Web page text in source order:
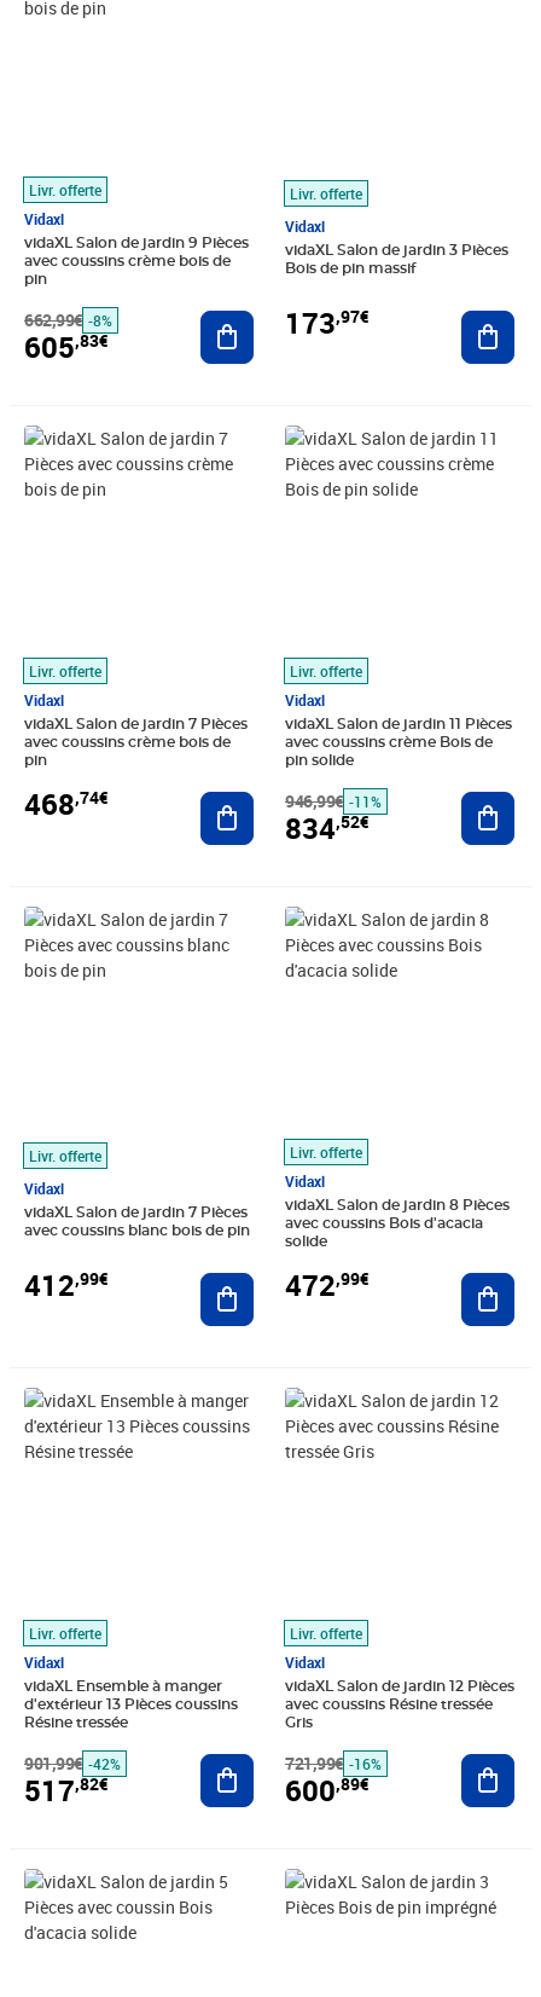
Livr. offerte
Vidaxl
vidaXL Salon de jardin 9 Pièces
avec coussins crème bois de
pin
662,99€ -8%
605,83€
Ajouter au panier
Livr. offerte
Vidaxl
vidaXL Salon de jardin 3 Pièces
Bois de pin massif
173,97€
Livr. offerte
Vidaxl
vidaXL Salon de jardin 7 Pièces
avec coussins crème bois de
pin
468,74€
Prix 468,74€
Ajouter au panier
Livr. offerte
Vidaxl
vidaXL Salon de jardin 11 Pièces
avec coussins crème Bois de
pin solide
946,99€
Prix barré 946,99€
-11%
834,52€
Prix 834,52€
Livr. offerte
Vidaxl
vidaXL Salon de jardin 7 Pièces
avec coussins blanc bois de pin
412,99€
Prix 412,99€
Ajouter au panier
Livr. offerte
Vidaxl
vidaXL Salon de jardin 8 Pièces
avec coussins Bois d'acacia
solide
472,99€
Prix 472,99€
Livr. offerte
Vidaxl
vidaXL Ensemble à manger
d'extérieur 13 Pièces coussins
Résine tressée
901,99€
Prix barré 901,99€
-42%
517,82€
Prix 517,82€
Ajouter au panier
Livr. offerte
Vidaxl
vidaXL Salon de jardin 12 Pièces
avec coussins Résine tressée
Gris
721,99€
Prix barré 721,99€
-16%
600,89€
Prix 600,89€
Prix 618,69€ Prix 665,99€